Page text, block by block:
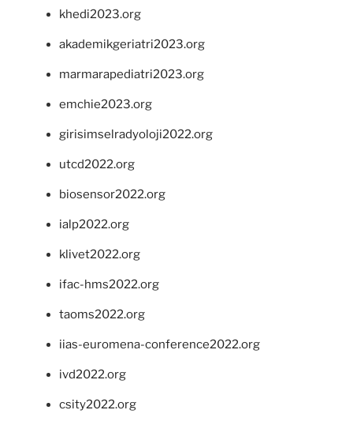
khedi2023.org
akademikgeriatri2023.org
marmarapediatri2023.org
emchie2023.org
girisimselradyoloji2022.org
utcd2022.org
biosensor2022.org
ialp2022.org
klivet2022.org
ifac-hms2022.org
taoms2022.org
iias-euromena-conference2022.org
ivd2022.org
csity2022.org